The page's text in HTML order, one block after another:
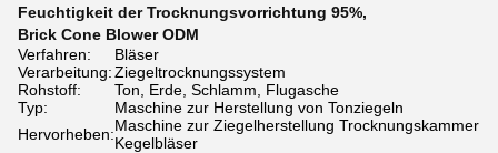
Feuchtigkeit der Trocknungsvorrichtung 95%,
Brick Cone Blower ODM
Verfahren:
Bläser
Verarbeitung:Ziegeltrocknungssystem
Rohstoff:
Ton, Erde, Schlamm, Flugasche
Typ:
Maschine zur Herstellung von Tonziegeln
Hervorheben:Maschine zur Ziegelherstellung Trocknungskammer
Kegelbläser